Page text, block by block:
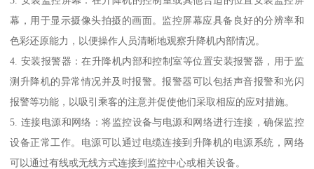
幕，用于显示摄像头拍摄的画面。监控屏幕应具备良好的分辨率和
色彩还原能力，以便操作人员清晰地观察升降机内部情况。
4. 安装报警器：在升降机内部和控制室等位置安装报警器，用于监
测升降机的异常情况并及时报警。报警器可以包括声音报警和光闪
报警等功能，以吸引乘客的注意并促使他们采取相应的应对措施。
5. 连接电源和网络：将监控设备与电源和网络进行连接，确保监控
设备正常工作。电源可以通过电缆连接到升降机的电源系统，网络
可以通过有线或无线方式连接到监控中心或相关设备。